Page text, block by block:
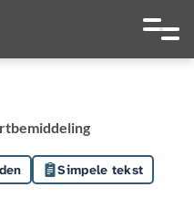
Hoog contrast
Ga naar
Simpele tekst